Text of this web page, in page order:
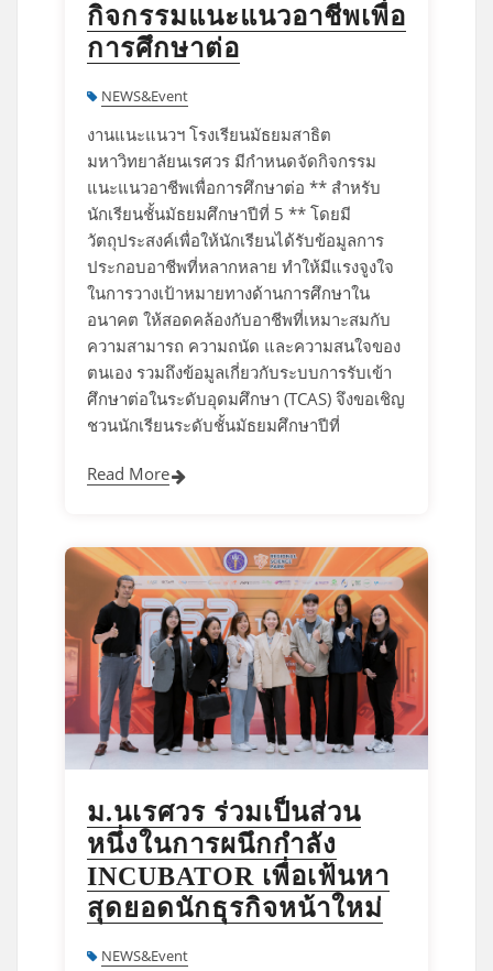
กิจกรรมแนะแนวอาชีพเพื่อ
การศึกษาต่อ
NEWS&Event
งานแนะแนวฯ โรงเรียนมัธยมสาธิต
มหาวิทยาลัยนเรศวร มีกำหนดจัดกิจกรรม
แนะแนวอาชีพเพื่อการศึกษาต่อ ** สำหรับ
นักเรียนชั้นมัธยมศึกษาปีที่ 5 ** โดยมี
วัตถุประสงค์เพื่อให้นักเรียนได้รับข้อมูลการ
ประกอบอาชีพที่หลากหลาย ทำให้มีแรงจูงใจ
ในการวางเป้าหมายทางด้านการศึกษาใน
อนาคต ให้สอดคล้องกับอาชีพที่เหมาะสมกับ
ความสามารถ ความถนัด และความสนใจของ
ตนเอง รวมถึงข้อมูลเกี่ยวกับระบบการรับเข้า
ศึกษาต่อในระดับอุดมศึกษา (TCAS) จึงขอเชิญ
ชวนนักเรียนระดับชั้นมัธยมศึกษาปีที่
Read More
ม.นเรศวร ร่วมเป็นส่วน
หนึ่งในการผนึกกำลัง
INCUBATOR เพื่อเฟ้นหา
สุดยอดนักธุรกิจหน้าใหม่
NEWS&Event